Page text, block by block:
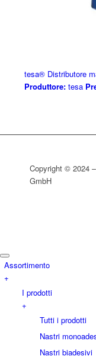
tesa® Distributore
Produttore:tesa
Copyright © 2024
GmbH
Assortimento
+
I prodotti
+
Tutti i prodotti
Nastri
Nastri biadesivi